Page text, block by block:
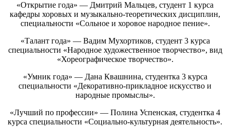
«Открытие года» — Дмитрий Мальцев, студент 1 курса
кафедры хоровых и музыкально-теоретических дисциплин,
специальности «Сольное и хоровое народное пение».
«Талант года» — Вадим Мухортиков, студент 3 курса
специальности «Народное художественное творчество», вид
«Хореографическое творчество».
«Умник года» — Дана Квашнина, студентка 3 курса
специальности «Декоративно-прикладное искусство и
народные промыслы».
«Лучший по профессии» — Полина Успенская, студентка 4
курса специальности «Социально-культурная деятельность».